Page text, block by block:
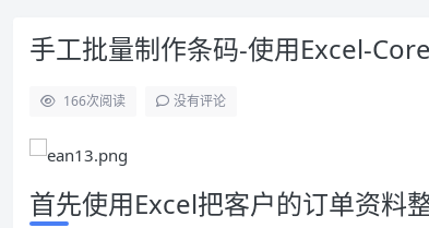
手工批量制作条码-使用Excel-
166次阅读 没有评论
首先使用Excel把客户的订单资料